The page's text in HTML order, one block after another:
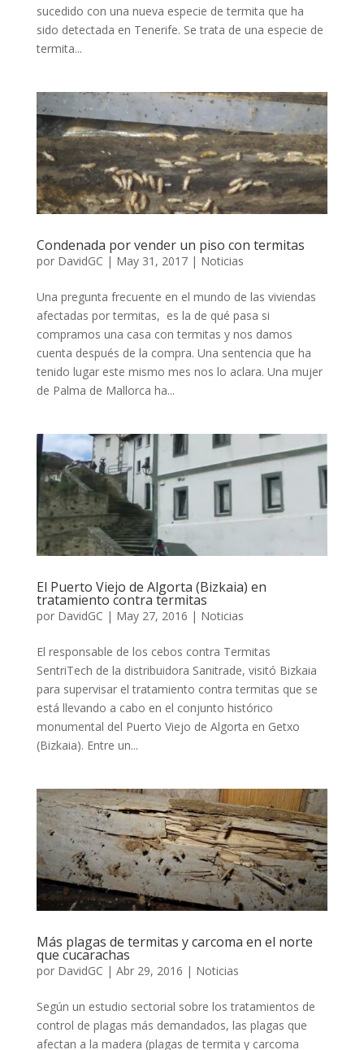
sucedido con una nueva especie de termita que ha
sido detectada en Tenerife. Se trata de una especie de
termita...
Condenada por vender un piso con termitas
por DavidGC | May 31, 2017| Noticias
Una pregunta frecuente en el mundo de las viviendas
afectadas por termitas, es la de qué pasa si
compramos una casa con termitas y nos damos
cuenta después de la compra. Una sentencia que ha
tenido lugar este mismo mes nos lo aclara. Una mujer
de Palma de Mallorca ha...
El Puerto Viejo de Algorta (Bizkaia) en
tratamiento contra termitas
por DavidGC | May 27, 2016 | Noticias
El responsable de los cebos contra Termitas
SentriTech de la distribuidora Sanitrade, visitó Bizkaia
para supervisar el tratamiento contra termitas que se
está llevando a cabo en el conjunto histórico
monumental del Puerto Viejo de Algorta en Getxo
(Bizkaia). Entre un...
Más plagas de termitas y carcoma en el norte
que cucarachas
por DavidGC | Abr 29, 2016 | Noticias
Según un estudio sectorial sobre los tratamientos de
control de plagas más demandados, las plagas que
afectan a la madera (plagas de termita y carcoma